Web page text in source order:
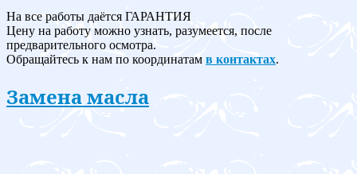
На все работы даётся ГАРАНТИЯ
Цену на работу можно узнать, разумеется, после
предварительного осмотра.
Обращайтесь к нам по координатам в контактах.
Замена масла